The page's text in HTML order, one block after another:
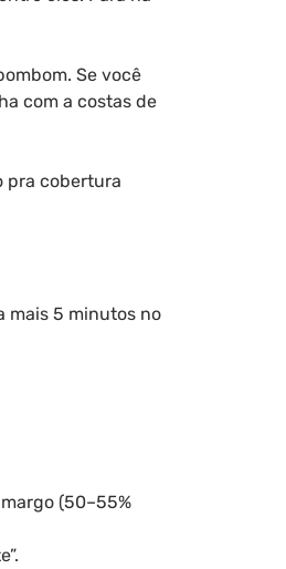
Se você
com a costas de
pra cobertura
mais 5 minutos no
(50–55%